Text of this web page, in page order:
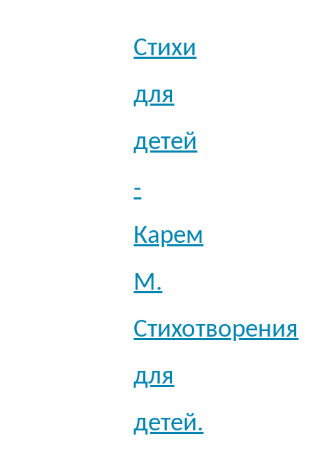
Стихи
для
детей
-
Карем
М.
Стихотворения
для
детей.